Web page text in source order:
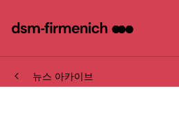
뉴스 아카이브